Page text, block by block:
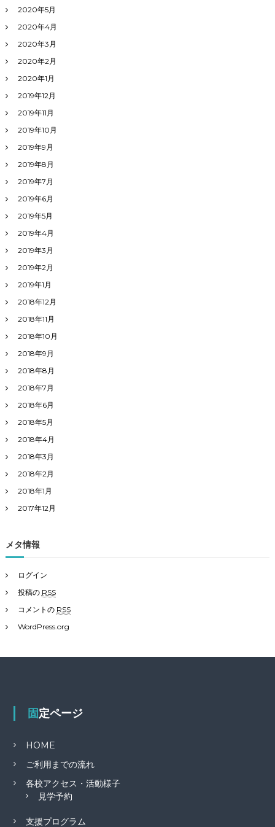
2020年5月
2020年4月
2020年3月
2020年2月
2020年1月
2019年12月
2019年11月
2019年10月
2019年9月
2019年8月
2019年7月
2019年6月
2019年5月
2019年4月
2019年3月
2019年2月
2019年1月
2018年12月
2018年11月
2018年10月
2018年9月
2018年8月
2018年7月
2018年6月
2018年5月
2018年4月
2018年3月
2018年2月
2018年1月
2017年12月
メタ情報
ログイン
投稿の RSS
コメントの RSS
WordPress.org
固定ページ
HOME
ご利用までの流れ
各校アクセス・活動様子
見学予約
支援プログラム